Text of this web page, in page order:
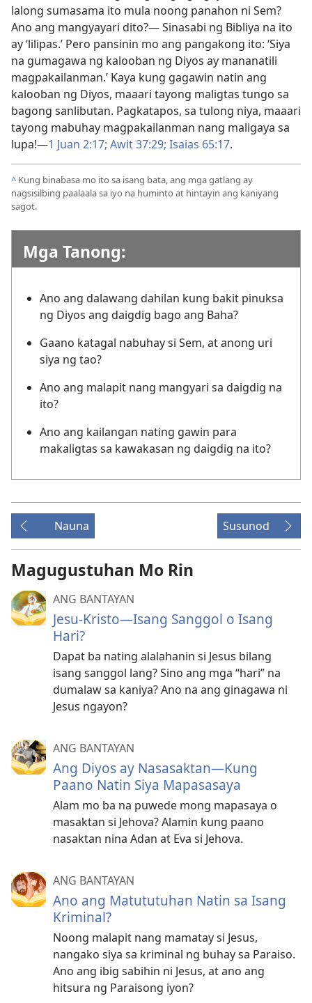
lalong sumasama ito mula noong panahon ni Sem?
Ano ang mangyayari dito?​— Sinasabi ng Bibliya na ito
ay ‘lilipas.’ Pero pansinin mo ang pangakong ito: ‘Siya
na gumagawa ng kalooban ng Diyos ay mananatili
magpakailanman.’ Kaya kung gagawin natin ang
kalooban ng Diyos, maaari tayong maligtas tungo sa
bagong sanlibutan. Pagkatapos, sa tulong niya, maaari
tayong mabuhay magpakailanman nang maligaya sa
lupa!​—1 Juan 2:17; Awit 37:29; Isaias 65:17.
^ Kung binabasa mo ito sa isang bata, ang mga gatlang ay
nagsisilbing paalaala sa iyo na huminto at hintayin ang kaniyang
sagot.
Mga Tanong:
Ano ang dalawang dahilan kung bakit pinuksa
ng Diyos ang daigdig bago ang Baha?
Gaano katagal nabuhay si Sem, at anong uri
siya ng tao?
Ano ang malapit nang mangyari sa daigdig na
ito?
Ano ang kailangan nating gawin para
makaligtas sa kawakasan ng daigdig na ito?
Nauna Susunod
Magugustuhan Mo Rin
ANG BANTAYAN
Jesu-Kristo—Isang Sanggol o Isang
Hari?
Dapat ba nating alalahanin si Jesus bilang
isang sanggol lang? Sino ang mga “hari” na
dumalaw sa kaniya? Ano na ang ginagawa ni
Jesus ngayon?
ANG BANTAYAN
Ang Diyos ay Nasasaktan—Kung
Paano Natin Siya Mapasasaya
Alam mo ba na puwede mong mapasaya o
masaktan si Jehova? Alamin kung paano
nasaktan nina Adan at Eva si Jehova.
ANG BANTAYAN
Ano ang Matututuhan Natin sa Isang
Kriminal?
Noong malapit nang mamatay si Jesus,
nangako siya sa kriminal ng buhay sa Paraiso.
Ano ang ibig sabihin ni Jesus, at ano ang
hitsura ng Paraisong iyon?